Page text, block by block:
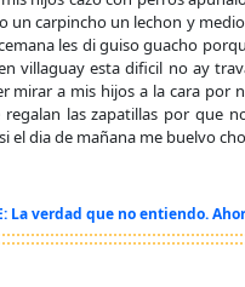
un carpincho un lechon y
les di guiso guacho
villaguay esta dificil no ay
mirar a mis hijos a la cara
las zapatillas por que
el dia de mañana me buelvo
La verdad que no entiendo.